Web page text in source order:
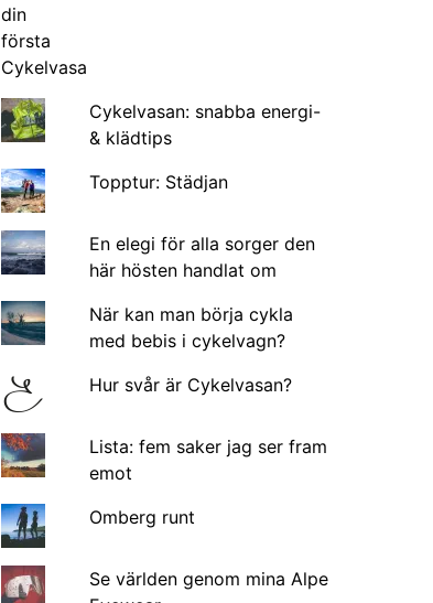
Cykelvasan: snabba energi-
& klädtips
Topptur: Städjan
En elegi för alla sorger den
här hösten handlat om
När kan man börja cykla
med bebis i cykelvagn?
Hur svår är Cykelvasan?
Lista: fem saker jag ser fram
emot
Omberg runt
Se världen genom mina Alpe